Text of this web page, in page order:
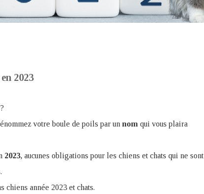
2023
votre boule de poils par un nom qui vous plaira
2023, aucunes obligations pour les chiens et chats qui ne sont
chiens année 2023 et chats.